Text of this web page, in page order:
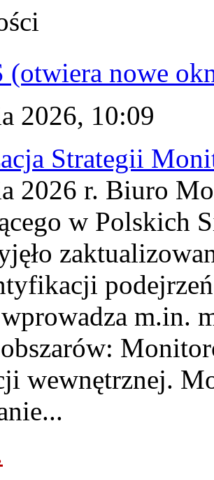
(otwiera nowe
2026, 10:09
Strategii
2026 r. Biuro
w Polskich
m.in.
wewnętrznej.